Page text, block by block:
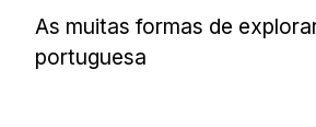
As muitas formas de
portuguesa